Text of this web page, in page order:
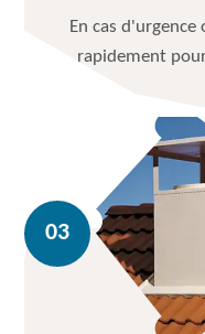
En cas
rapidement